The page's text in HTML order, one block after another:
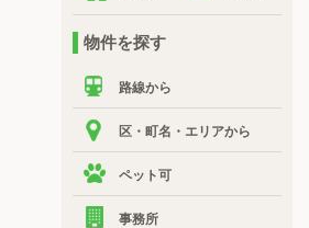
物件を探す
路線から
区・町名・エリアから
ペット可
事務所